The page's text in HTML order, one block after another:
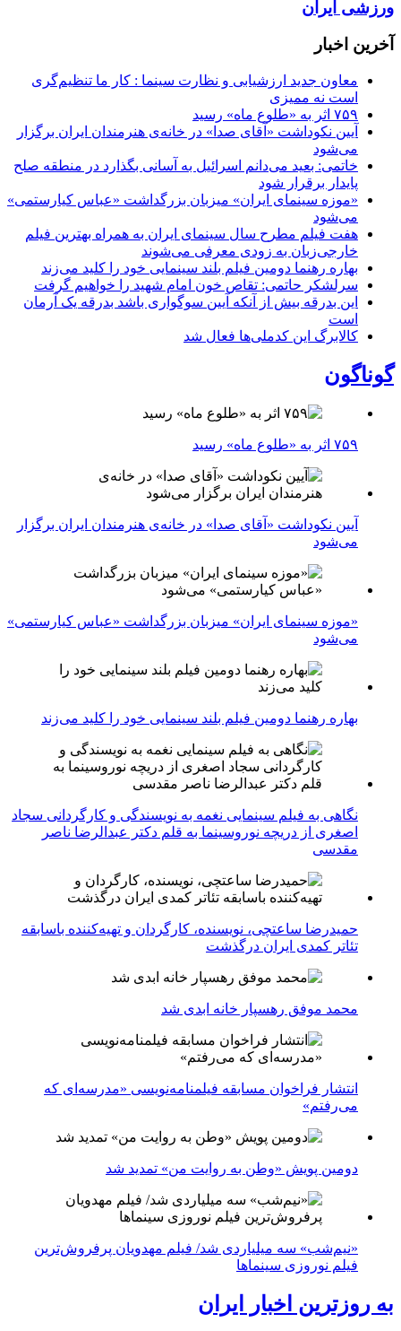
ورزشی ایران
آخرین اخبار
معاون جدید ارزشیابی و نظارت سینما : کار ما تنظیم‌گری
است نه ممیزی
۷۵۹ اثر به «طلوع ماه» رسید
آیین نکوداشت «آقای صدا» در خانه‌ی هنرمندان ایران برگزار
می‌شود
خاتمی: بعید می‌دانم اسرائیل به آسانی بگذارد در منطقه صلح
پایدار برقرار شود
«موزه سینمای ایران» میزبان بزرگداشت «عباس کیارستمی»
می‌شود
هفت فیلم مطرح سال سینمای ایران به همراه بهترین فیلم
خارجی‌زبان به زودی معرفی می‌شوند
بهاره رهنما دومین فیلم بلند سینمایی خود را کلید می‌زند
سرلشکر حاتمی: تقاص خون امام شهید را خواهیم گرفت
این بدرقه بیش از آنکه آیین سوگواری باشد بدرقه یک آرمان
است
کالابرگ این کدملی‌ها فعال شد
گوناگون
۷۵۹ اثر به «طلوع ماه» رسید
آیین نکوداشت «آقای صدا» در خانه‌ی هنرمندان ایران برگزار
می‌شود
«موزه سینمای ایران» میزبان بزرگداشت «عباس کیارستمی»
می‌شود
بهاره رهنما دومین فیلم بلند سینمایی خود را کلید می‌زند
نگاهی به فیلم سینمایی نغمه به نویسندگی و کارگردانی سجاد
اصغری از دریچه نوروسینما به قلم دکتر عبدالرضا ناصر
مقدسی
حمیدرضا ساعتچی، نویسنده، کارگردان و تهیه‌کننده باسابقه
تئاتر کمدی ایران درگذشت
محمد موفق رهسپار خانه ابدی شد
انتشار فراخوان مسابقه فیلمنامه‌نویسی «مدرسه‌ای که
می‌رفتم»
دومین پویش «وطن به روایت من» تمدید شد
«نیم‌شب» سه میلیاردی شد/ فیلم مهدویان پرفروش‌ترین
فیلم نوروزی سینماها
به روزترین اخبار ایران